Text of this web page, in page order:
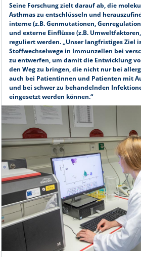
Seine Forschung zielt darauf ab, die
Asthmas zu entschlüsseln und
interne (z.B. Genmutationen,
und externe Einflüsse (z.B.
reguliert werden. „Unser langfristiges Ziel
Stoffwechselwege in Immunzellen bei
zu entwerfen, um damit die Entwicklung
den Weg zu bringen, die nicht nur bei
auch bei Patientinnen und Patienten mit
und bei schwer zu behandelnden
eingesetzt werden können.“